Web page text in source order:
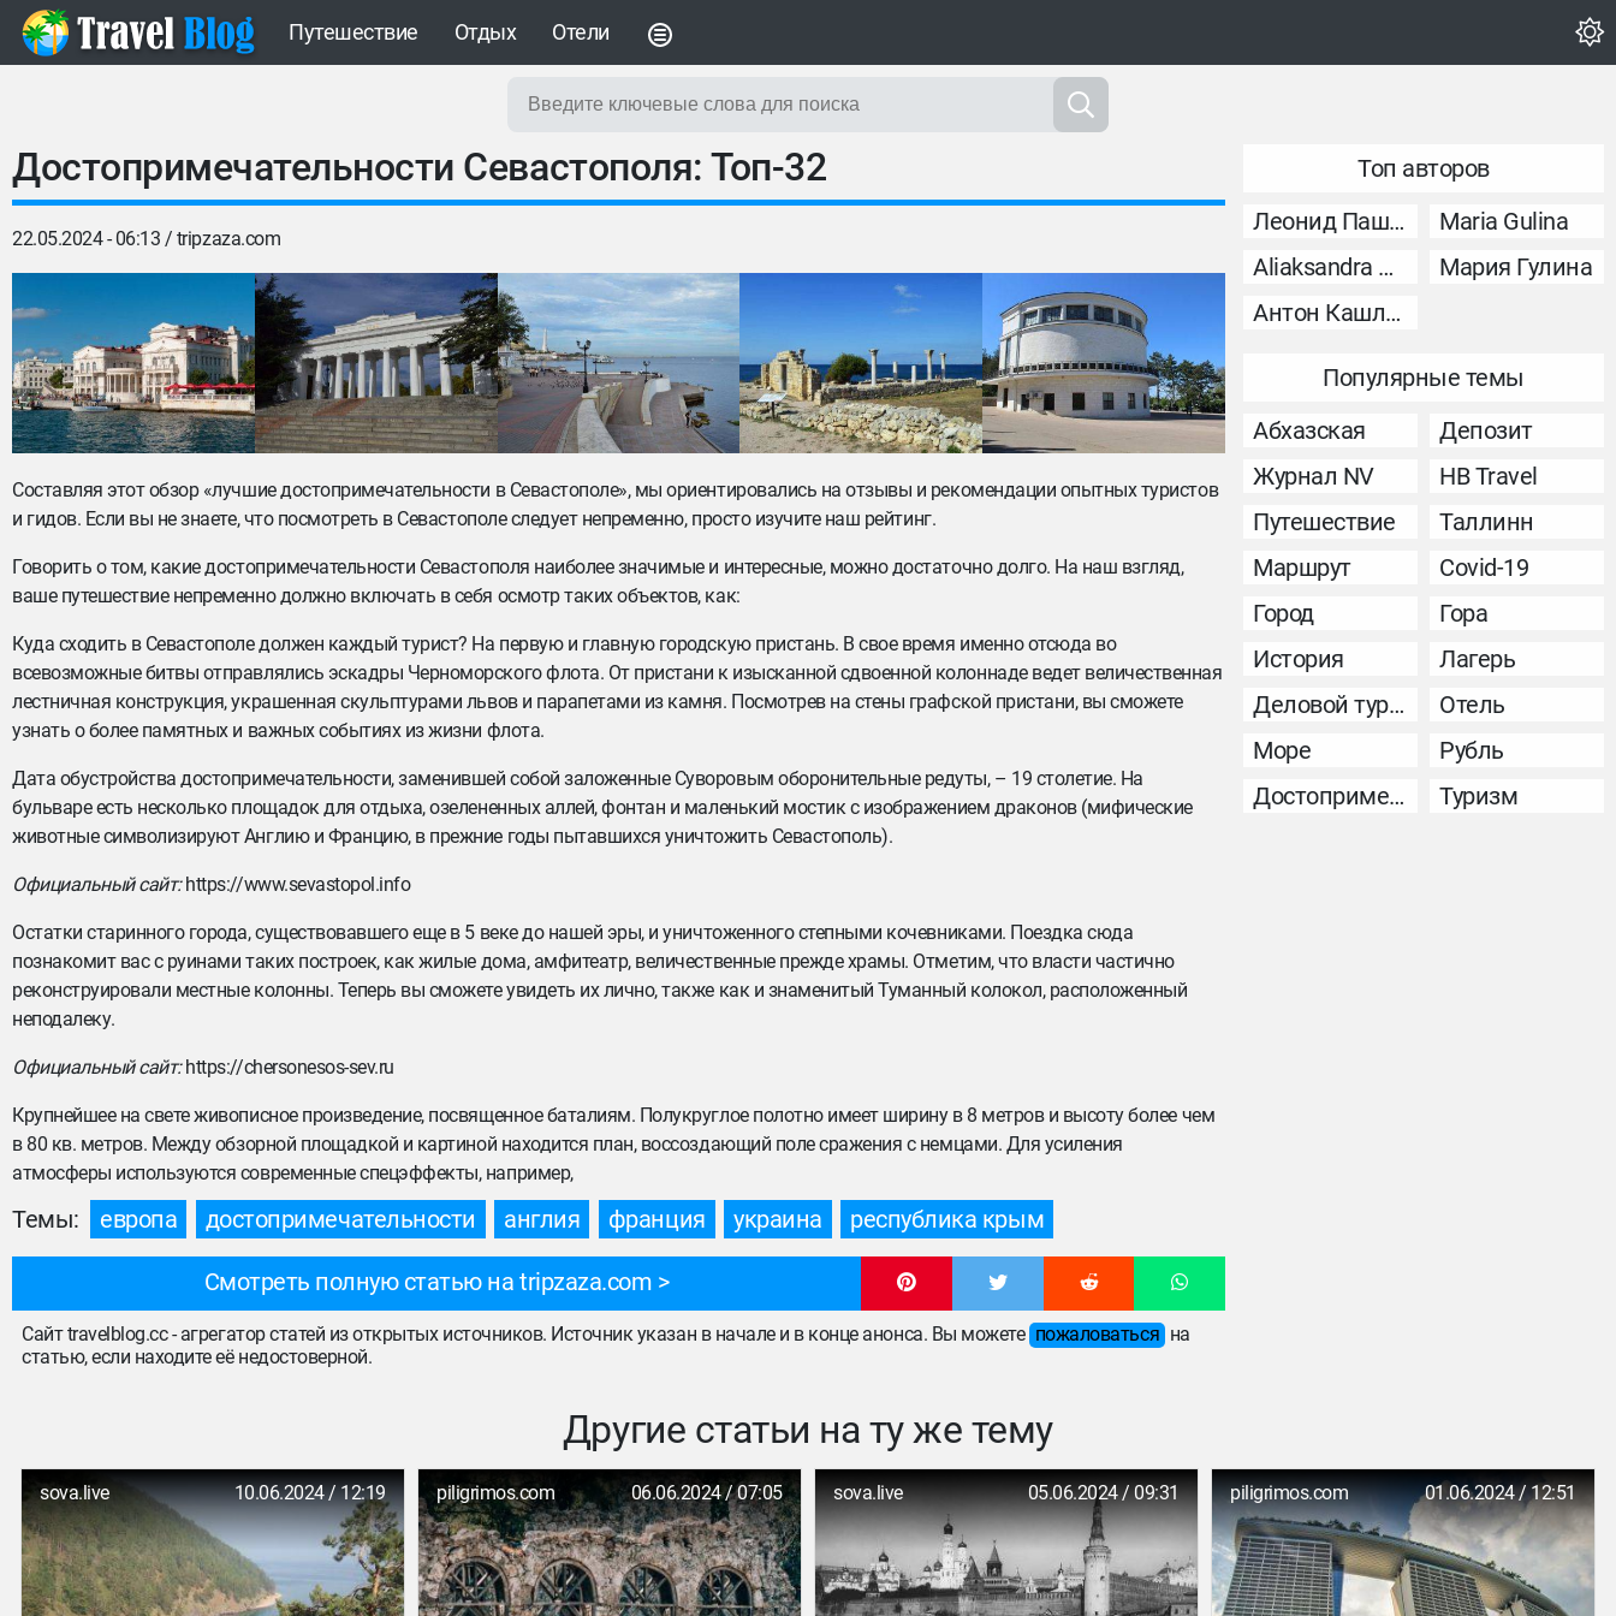
Путешествие Отдых Отели
Достопримечательности Севастополя: Топ-32
22.05.2024 - 06:13 / tripzaza.com
Составляя этот обзор «лучшие достопримечательности в Севастополе», мы ориентировались на отзывы и рекомендации опытных туристов
и гидов. Если вы не знаете, что посмотреть в Севастополе следует непременно, просто изучите наш рейтинг.
Говорить о том, какие достопримечательности Севастополя наиболее значимые и интересные, можно достаточно долго. На наш взгляд,
ваше путешествие непременно должно включать в себя осмотр таких объектов, как:
Куда сходить в Севастополе должен каждый турист? На первую и главную городскую пристань. В свое время именно отсюда во
всевозможные битвы отправлялись эскадры Черноморского флота. От пристани к изысканной сдвоенной колоннаде ведет величественная
лестничная конструкция, украшенная скульптурами львов и парапетами из камня. Посмотрев на стены графской пристани, вы сможете
узнать о более памятных и важных событиях из жизни флота.
Дата обустройства достопримечательности, заменившей собой заложенные Суворовым оборонительные редуты, – 19 столетие. На
бульваре есть несколько площадок для отдыха, озелененных аллей, фонтан и маленький мостик с изображением драконов (мифические
животные символизируют Англию и Францию, в прежние годы пытавшихся уничтожить Севастополь).
Официальный сайт:https://www.sevastopol.info
Остатки старинного города, существовавшего еще в 5 веке до нашей эры, и уничтоженного степными кочевниками. Поездка сюда
познакомит вас с руинами таких построек, как жилые дома, амфитеатр, величественные прежде храмы. Отметим, что власти частично
реконструировали местные колонны. Теперь вы сможете увидеть их лично, также как и знаменитый Туманный колокол, расположенный
неподалеку.
Официальный сайт:https://chersonesos-sev.ru
Крупнейшее на свете живописное произведение, посвященное баталиям. Полукруглое полотно имеет ширину в 8 метров и высоту более чем
в 80 кв. метров. Между обзорной площадкой и картиной находится план, воссоздающий поле сражения с немцами. Для усиления
атмосферы используются современные спецэффекты, например,
Темы: европа достопримечательности англия франция украина республика крым
Смотреть полную статью на tripzaza.com
Сайт travelblog.cc - агрегатор статей из открытых источников. Источник указан в начале и в конце анонса. Вы можете пожаловаться на
статью, если находите её недостоверной.
Топ авторов
Леонид Пашковский
Maria Gulina
Aliaksandra Murashka
Мария Гулина
Антон Кашликов
Популярные темы
Абхазская
Депозит
Журнал NV
НВ Travel
Путешествие
Таллинн
Маршрут
Covid-19
Город
Гора
История
Лагерь
Деловой туризм
Отель
Море
Рубль
Достопримечательность
Туризм
Другие статьи на ту же тему
sova.live 10.06.2024 / 12:19 piligrimos.com 06.06.2024 / 07:05 sova.live 05.06.2024 / 09:31 piligrimos.com 01.06.2024 / 12:51